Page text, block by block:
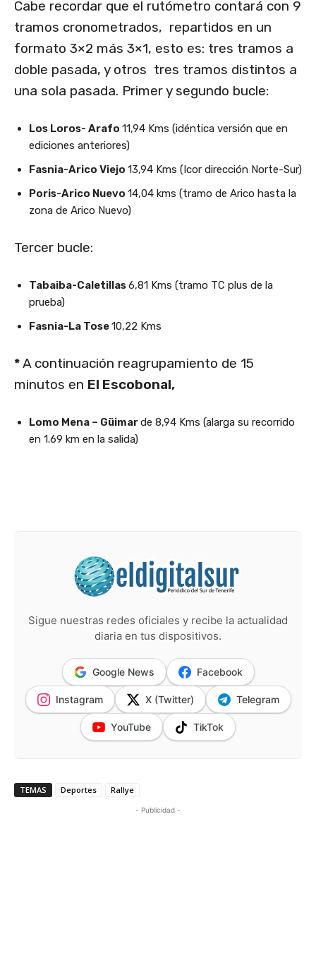
Cabe recordar que el rutómetro contará con 9
tramos cronometrados, repartidos en un
formato 3×2 más 3×1, esto es: tres tramos a
doble pasada, y otros tres tramos distintos a
una sola pasada. Primer y segundo bucle:
Los Loros- Arafo 11,94 Kms (idéntica versión que en
ediciones anteriores)
Fasnia-Arico Viejo 13,94 Kms (Icor dirección Norte-Sur)
Poris-Arico Nuevo 14,04 kms (tramo de Arico hasta la
zona de Arico Nuevo)
Tercer bucle:
Tabaiba-Caletillas6,81 Kms (tramo TC plus de la
prueba)
Fasnia-La Tose10,22 Kms
*A continuación reagrupamiento de 15
minutos en El Escobonal,
Lomo Mena – Güimarde 8,94 Kms (alarga su recorrido
en 1.69 km en la salida)
Sigue nuestras redes oficiales y recibe la actualidad
diaria en tus dispositivos.
Google News Facebook
Instagram X (Twitter) Telegram
YouTube TikTok
TEMAS Deportes Rallye
- Publicidad -